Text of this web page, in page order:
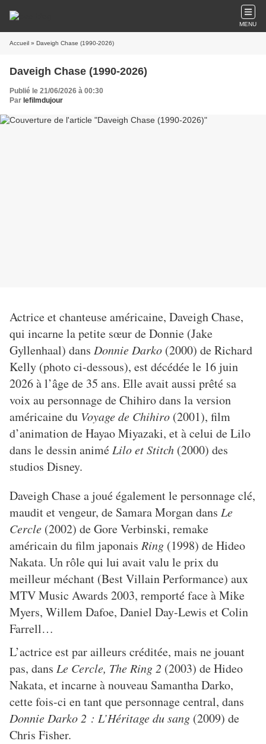
MENU
Accueil » Daveigh Chase (1990-2026)
Daveigh Chase (1990-2026)
Publié le 21/06/2026 à 00:30
Par lefilmdujour
Actrice et chanteuse américaine, Daveigh Chase,
qui incarne la petite sœur de Donnie (Jake
Gyllenhaal) dans Donnie Darko (2000) de Richard
Kelly (photo ci-dessous), est décédée le 16 juin
2026 à l’âge de 35 ans. Elle avait aussi prêté sa
voix au personnage de Chihiro dans la version
américaine du Voyage de Chihiro (2001), film
d’animation de Hayao Miyazaki, et à celui de Lilo
dans le dessin animé Lilo et Stitch (2000) des
studios Disney.
Daveigh Chase a joué également le personnage clé,
maudit et vengeur, de Samara Morgan dans Le
Cercle (2002) de Gore Verbinski, remake
américain du film japonais Ring (1998) de Hideo
Nakata. Un rôle qui lui avait valu le prix du
meilleur méchant (Best Villain Performance) aux
MTV Music Awards 2003, remporté face à Mike
Myers, Willem Dafoe, Daniel Day-Lewis et Colin
Farrell…
L’actrice est par ailleurs créditée, mais ne jouant
pas, dans Le Cercle, The Ring 2 (2003) de Hideo
Nakata, et incarne à nouveau Samantha Darko,
cette fois-ci en tant que personnage central, dans
Donnie Darko 2 : L’Héritage du sang (2009) de
Chris Fisher.